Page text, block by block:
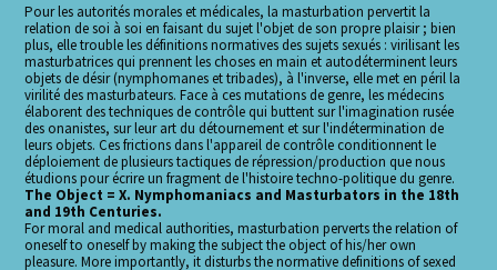
Pour les autorités morales et médicales, la masturbation pervertit la
relation de soi à soi en faisant du sujet l'objet de son propre plaisir ; bien
plus, elle trouble les définitions normatives des sujets sexués : virilisant les
masturbatrices qui prennent les choses en main et autodéterminent leurs
objets de désir (nymphomanes et tribades), à l'inverse, elle met en péril la
virilité des masturbateurs. Face à ces mutations de genre, les médecins
élaborent des techniques de contrôle qui buttent sur l'imagination rusée
des onanistes, sur leur art du détournement et sur l'indétermination de
leurs objets. Ces frictions dans l'appareil de contrôle conditionnent le
déploiement de plusieurs tactiques de répression/production que nous
étudions pour écrire un fragment de l'histoire techno-politique du genre.
The Object = X. Nymphomaniacs and Masturbators in the 18th
and 19th Centuries.
For moral and medical authorities, masturbation perverts the relation of
oneself to oneself by making the subject the object of his/her own
pleasure. More importantly, it disturbs the normative definitions of sexed